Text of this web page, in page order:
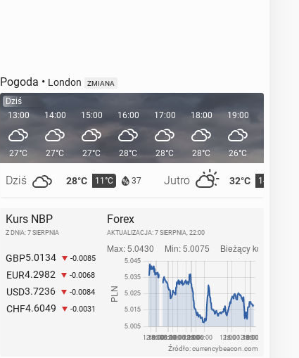
Pogoda • London ZMIANA
Dziś
13:00
27°C
Dziś 28°C 11°C 37 Jutro 32°C 14°C
14:00
27°C
15:00
27°C
16:00
28°C
17:00
28°C
18:00
28°C
19:00
26°C
Kurs NBP
Z DNIA: 7 SIERPNIA
GBP5.0134 -0.0085
EUR4.2982 -0.0068
USD3.7236 -0.0084
CHF4.6049 -0.0031
Forex
AKTUALIZACJA: 7 SIERPNIA, 22:00
Źródło: currencybeacon.com